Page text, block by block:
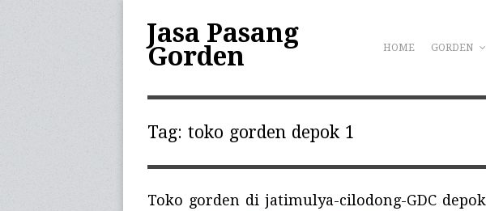
HOME GORDEN
Jasa Pasang
Gorden
Tag: toko gorden depok 1
Toko gorden di jatimulya-cilodong-GDC depok